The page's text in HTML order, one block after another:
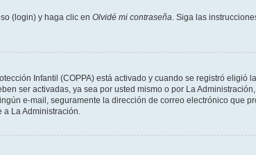
(login) y haga clic en Olvidé mi contraseña . Siga las
Infantil (COPPA) está activado y cuando se registró eligió
ser activadas, ya sea por usted mismo o por La
e-mail, seguramente la dirección de correo electrónico que
La Administración.